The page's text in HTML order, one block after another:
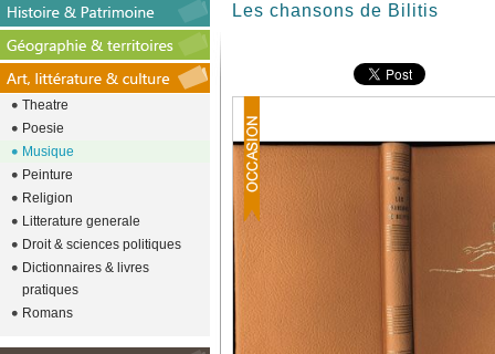
Les chansons de Bilitis
Theatre
Poesie
Musique
Peinture
Religion
Litterature generale
Droit & sciences politiques
Dictionnaires & livres
pratiques
Romans